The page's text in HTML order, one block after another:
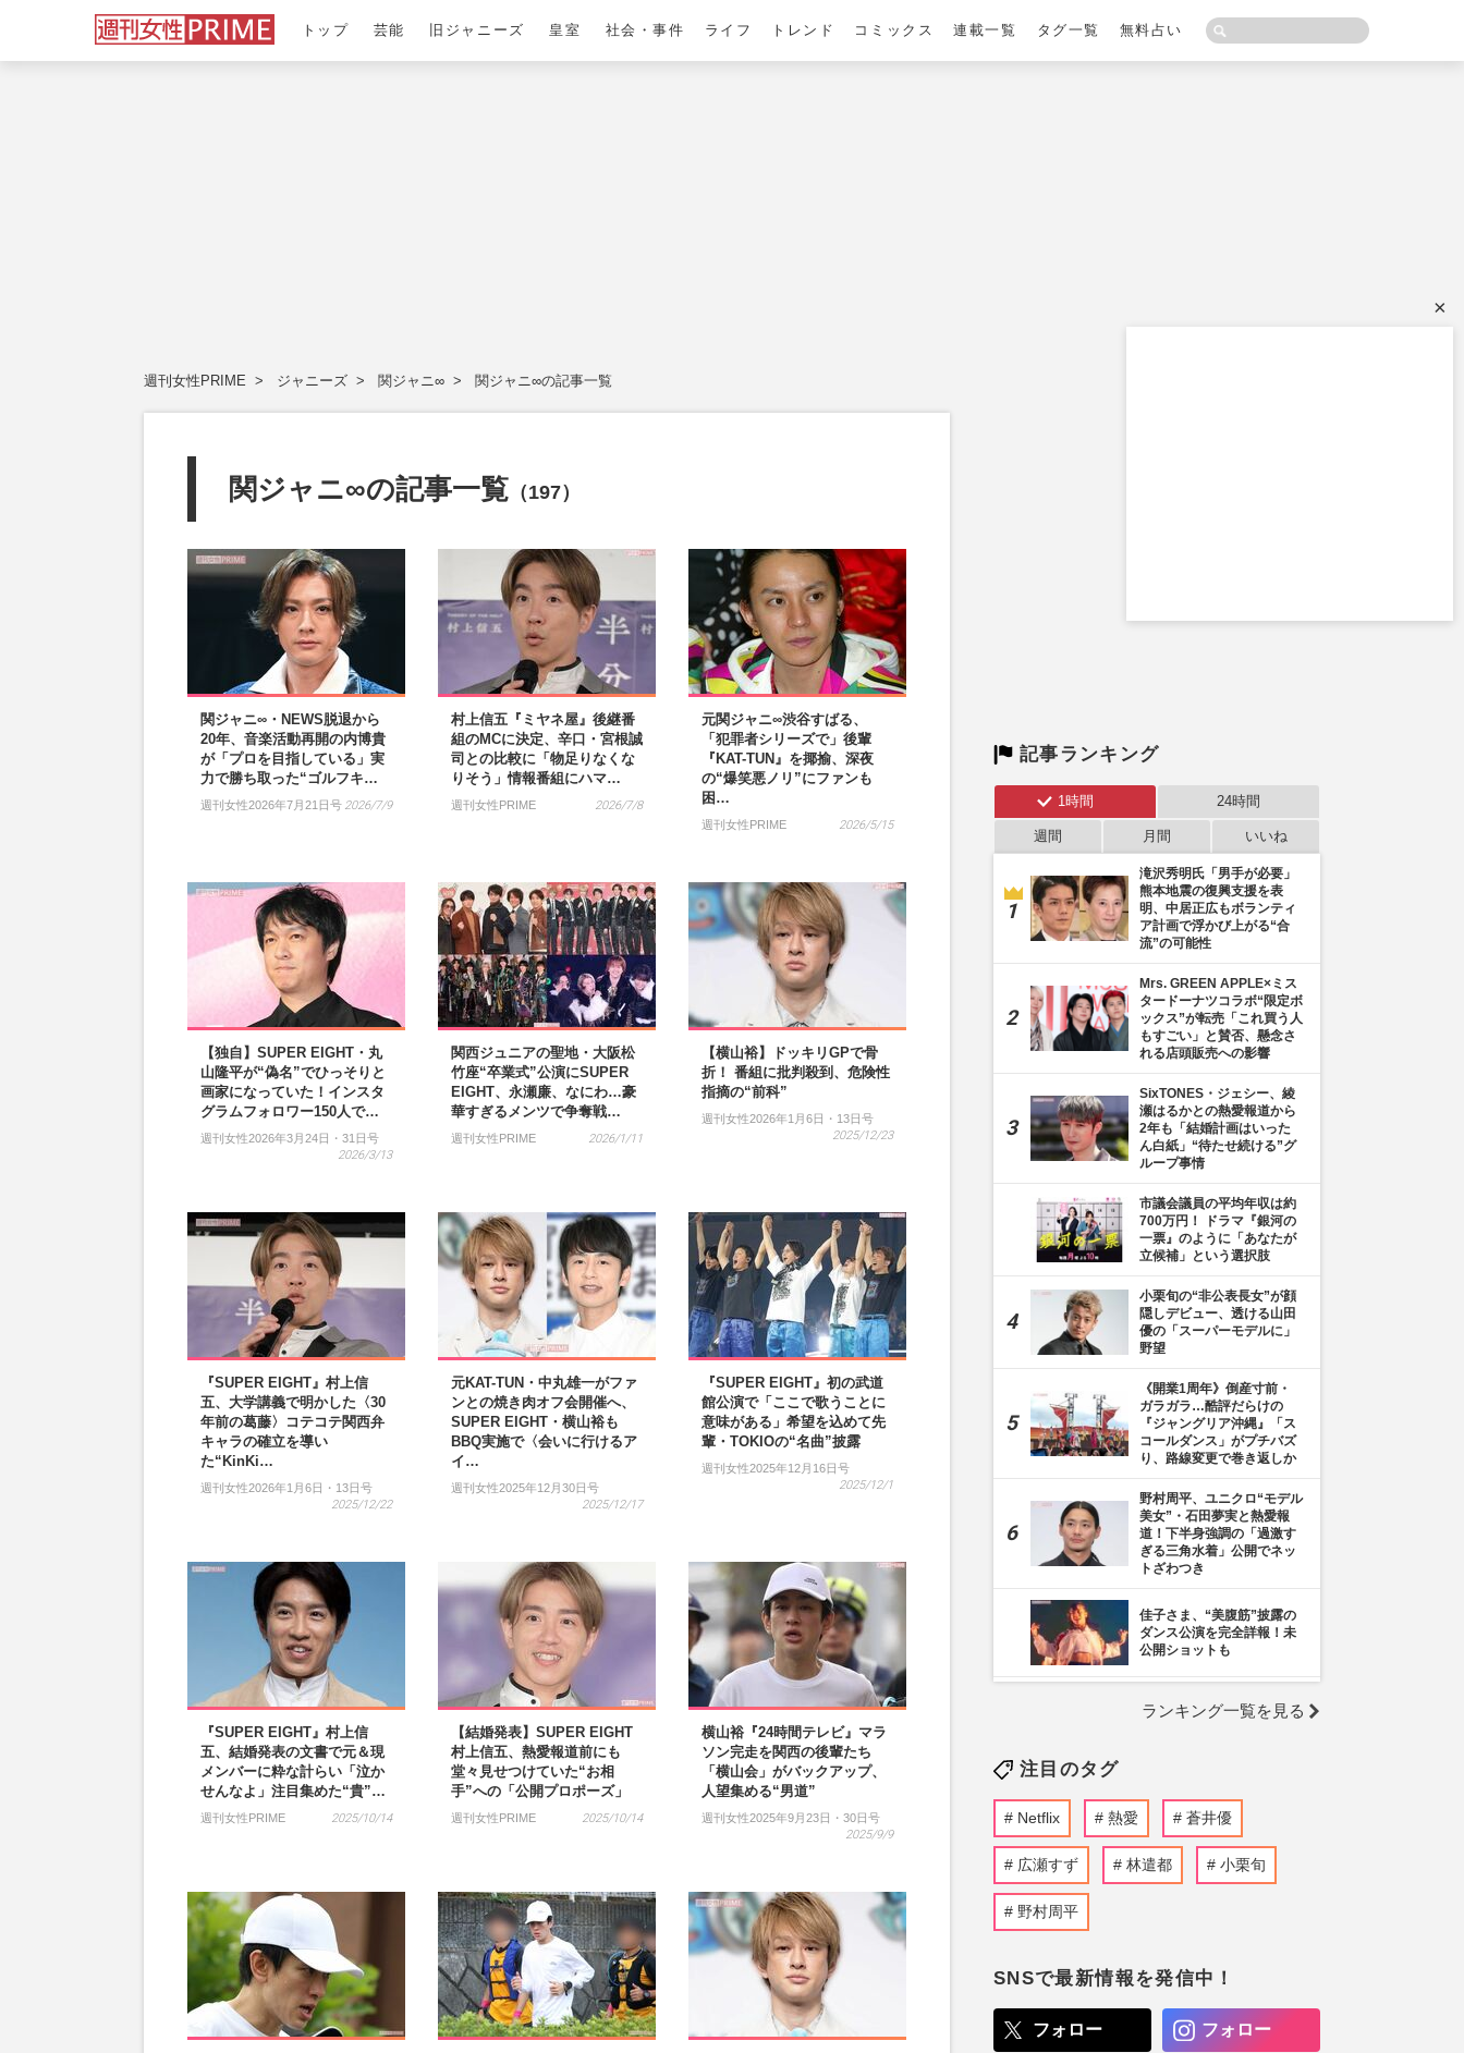
トップ 芸能 旧ジャニーズ 皇室 社会・事件 ライフ トレンド コミックス 連載一覧 タグ一覧 無料占い
週刊女性PRIME ジャニーズ 関ジャニ∞ 関ジャニ∞の記事一覧
関ジャニ∞の記事一覧 （197）
関ジャニ∞・NEWS脱退から
20年、音楽活動再開の内博貴
が「プロを目指している」実
力で勝ち取った“ゴルフキ…
週刊女性2026年7月21日号 2026/7/9
村上信五『ミヤネ屋』後継番
組のMCに決定、辛口・宮根誠
司との比較に「物足りなくな
りそう」情報番組にハマ…
週刊女性PRIME 2026/7/8
元関ジャニ∞渋谷すばる、
「犯罪者シリーズで」後輩
『KAT-TUN』を揶揄、深夜
の“爆笑悪ノリ”にファンも
困…
週刊女性PRIME 2026/5/15
【独自】SUPER EIGHT・丸
山隆平が“偽名”でひっそりと
画家になっていた！インスタ
グラムフォロワー150人で…
週刊女性2026年3月24日・31日号
2026/3/13
関西ジュニアの聖地・大阪松
竹座“卒業式”公演にSUPER
EIGHT、永瀬廉、なにわ…豪
華すぎるメンツで争奪戦…
週刊女性PRIME 2026/1/11
【横山裕】ドッキリGPで骨
折！ 番組に批判殺到、危険性
指摘の“前科”
週刊女性2026年1月6日・13日号
2025/12/23
『SUPER EIGHT』村上信
五、大学講義で明かした〈30
年前の葛藤〉コテコテ関西弁
キャラの確立を導い
た“KinKi…
週刊女性2026年1月6日・13日号
2025/12/22
元KAT-TUN・中丸雄一がファ
ンとの焼き肉オフ会開催へ、
SUPER EIGHT・横山裕も
BBQ実施で〈会いに行けるア
イ…
週刊女性2025年12月30日号
2025/12/17
『SUPER EIGHT』初の武道
館公演で「ここで歌うことに
意味がある」希望を込めて先
輩・TOKIOの“名曲”披露
週刊女性2025年12月16日号
2025/12/1
『SUPER EIGHT』村上信
五、結婚発表の文書で元＆現
メンバーに粋な計らい「泣か
せんなよ」注目集めた“貴”…
週刊女性PRIME 2025/10/14
【結婚発表】SUPER EIGHT
村上信五、熱愛報道前にも
堂々見せつけていた“お相
手”への「公開プロポーズ」
週刊女性PRIME 2025/10/14
横山裕『24時間テレビ』マラ
ソン完走を関西の後輩たち
「横山会」がバックアップ、
人望集める“男道”
週刊女性2025年9月23日・30日号
2025/9/9
記事ランキング
1時間 24時間
週間 月間 いいね
滝沢秀明氏「男手が必要」
熊本地震の復興支援を表
明、中居正広もボランティ
ア計画で浮かび上がる“合
流”の可能性
Mrs. GREEN APPLE×ミス
タードーナツコラボ“限定ボ
ックス”が転売「これ買う人
もすごい」と賛否、懸念さ
れる店頭販売への影響
SixTONES・ジェシー、綾
瀬はるかとの熱愛報道から
2年も「結婚計画はいった
ん白紙」“待たせ続ける”グ
ループ事情
市議会議員の平均年収は約
700万円！ ドラマ『銀河の
一票』のように「あなたが
立候補」という選択肢
小栗旬の“非公表長女”が顔
隠しデビュー、透ける山田
優の「スーパーモデルに」
野望
《開業1周年》倒産寸前・
ガラガラ…酷評だらけの
『ジャングリア沖縄』「ス
コールダンス」がプチバズ
り、路線変更で巻き返しか
野村周平、ユニクロ“モデル
美女”・石田夢実と熱愛報
道！下半身強調の「過激す
ぎる三角水着」公開でネッ
トざわつき
佳子さま、“美腹筋”披露の
ダンス公演を完全詳報！未
公開ショットも
区域」拡大を発表も喫煙所
『Tシャツが乾くまで』が
激バズリ中「“考察ドラ
マ”とは一線を画している」
散りばめられた伏線よりも
大事な要素
配布、“ファン以外”も飛び
ついた第1弾と衝撃のラス
くら寿司、閉店間際の“ネタ
ランキング一覧を見る
注目のタグ
Netflix 熱愛 蒼井優
広瀬すず 林遣都 小栗旬
野村周平
SNSで最新情報を発信中！
フォロー フォロー
×